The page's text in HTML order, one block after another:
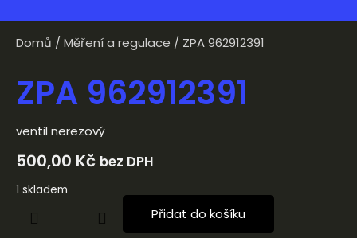
Domů / Měření a regulace / ZPA 962912391
ZPA 962912391
ventil nerezový
500,00 Kč bez DPH
1 skladem
Přidat do košíku